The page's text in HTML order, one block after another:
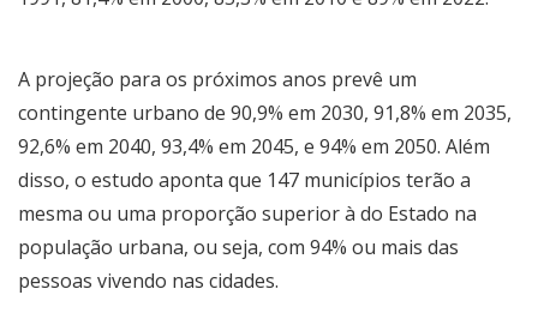
A projeção para os próximos anos prevê um
contingente urbano de 90,9% em 2030, 91,8% em 2035,
92,6% em 2040, 93,4% em 2045, e 94% em 2050. Além
disso, o estudo aponta que 147 municípios terão a
mesma ou uma proporção superior à do Estado na
população urbana, ou seja, com 94% ou mais das
pessoas vivendo nas cidades.